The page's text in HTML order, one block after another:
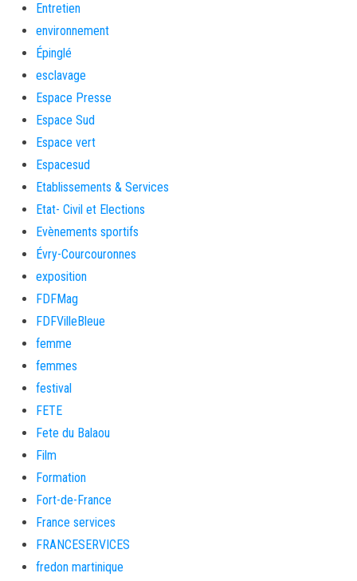
Entretien
environnement
Épinglé
esclavage
Espace Presse
Espace Sud
Espace vert
Espacesud
Etablissements & Services
Etat- Civil et Elections
Evènements sportifs
Évry-Courcouronnes
exposition
FDFMag
FDFVilleBleue
femme
femmes
festival
FETE
Fete du Balaou
Film
Formation
Fort-de-France
France services
FRANCESERVICES
fredon martinique